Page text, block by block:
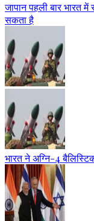
जापान पहली बार भारत
सकता है
भारत ने अग्नि-4